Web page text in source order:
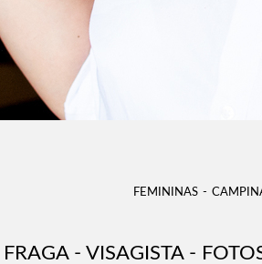
FEMININAS
- VISAGISTA -